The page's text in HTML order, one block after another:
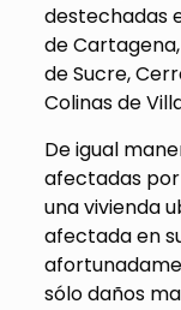
destechadas
de
de Sucre,
Colinas de
De igual
afectadas
una vivienda
afectada en
sólo daños